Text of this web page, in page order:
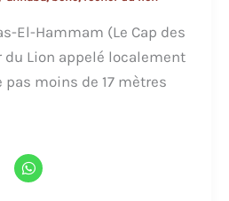
El-Hammam (Le Cap des
du Lion appelé localement
pas moins de 17 mètres